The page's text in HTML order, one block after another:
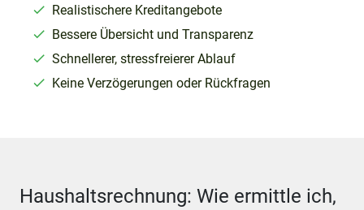
Realistischere Kreditangebote
Bessere Übersicht und Transparenz
Schnellerer, stressfreierer Ablauf
Keine Verzögerungen oder Rückfragen
Haushaltsrechnung: Wie ermittle ich,